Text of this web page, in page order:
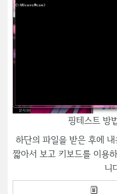
핑테스트 방
하단의 파일을 받은 후에
짧아서 보고 키보드를 이용
니